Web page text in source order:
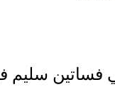
فساتين سليم